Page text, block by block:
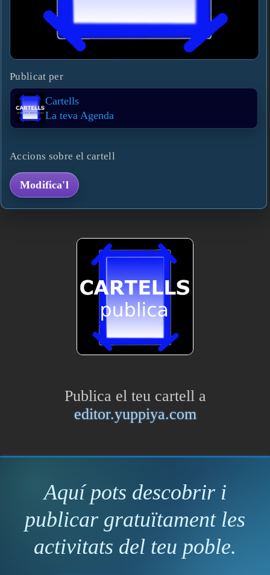
Publicat per
Cartells
La teva Agenda
Accions sobre el cartell
Modifica'l
Publica el teu cartell a
editor.yuppiya.com
Aquí pots descobrir i
publicar gratuïtament les
activitats del teu poble.